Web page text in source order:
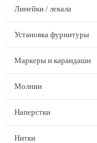
Линейки / лекала
Установка фурнитуры
Маркеры и карандаши
Молнии
Наперстки
Нитки